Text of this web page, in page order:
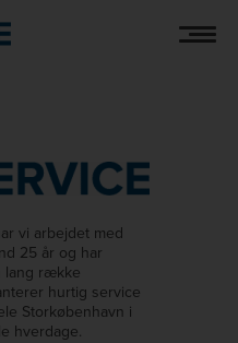
vi arbejdet med
25 år og har
lang række
hurtig service
Storkøbenhavn i
hverdage.